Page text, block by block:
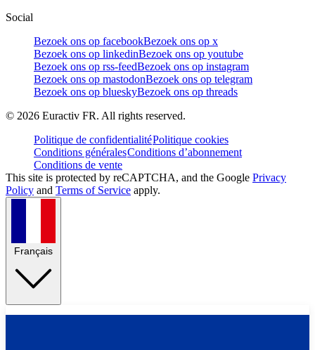
Social
Bezoek ons op facebookBezoek ons op x
Bezoek ons op linkedinBezoek ons op youtube
Bezoek ons op rss-feedBezoek ons op instagram
Bezoek ons op mastodonBezoek ons op telegram
Bezoek ons op blueskyBezoek ons op threads
© 2026 Euractiv FR. All rights reserved.
Politique de confidentialitéPolitique cookies
Conditions généralesConditions d’abonnement
Conditions de vente
This site is protected by reCAPTCHA, and the Google Privacy
Policy and Terms of Service apply.
Français